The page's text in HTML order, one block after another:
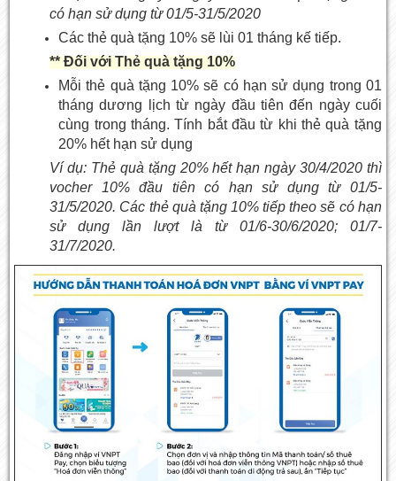
có hạn sử dụng từ 01/5-31/5/2020
Các thẻ quà tặng 10% sẽ lùi 01 tháng kế tiếp.
** Đối với Thẻ quà tặng 10%
Mỗi thẻ quà tặng 10% sẽ có hạn sử dụng trong 01
tháng dương lịch từ ngày đầu tiên đến ngày cuối
cùng trong tháng. Tính bắt đầu từ khi thẻ quà tặng
20% hết hạn sử dụng
Ví dụ: Thẻ quà tặng 20% hết hạn ngày 30/4/2020 thì
vocher 10% đầu tiên có hạn sử dụng từ 01/5-
31/5/2020. Các thẻ quà tặng 10% tiếp theo sẽ có hạn
sử dụng lần lượt là từ 01/6-30/6/2020; 01/7-
31/7/2020.